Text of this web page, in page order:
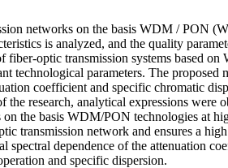
networks on the basis WDM / PON
is analyzed, and the quality
optic transmission systems based
technological parameters. The
coefficient and specific chromatic
the research, analytical expressions were
the basis WDM/PON technologies at
transmission network and ensures a
dependence of the attenuation
and specific dispersion.